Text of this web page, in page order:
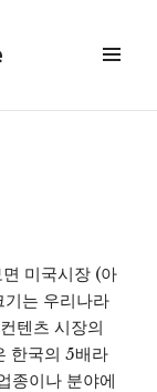
미국시장 (아
기는 우리나라
텐츠 시장의
한국의 5배라
종이나 분야에